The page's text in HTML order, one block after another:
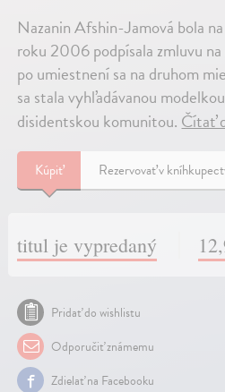
Nazanin Afshin-Jamová bola
roku 2006 podpísala zmluvu
po umiestnení sa na druhom
sa stala vyhľadávanou
disidentskou komunitou. Čítať
Kúpiť Rezervovať v
titul je vypredaný
Pridať do wishlistu
Odporučiť známemu
Zdielať na Facebooku